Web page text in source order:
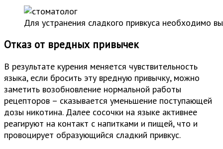
Для устранения сладкого привкуса необходимо
Отказ от вредных привычек
В результате курения меняется чувствительность
языка, если бросить эту вредную привычку, можно
заметить возобновление нормальной работы
рецепторов – сказывается уменьшение поступающей
дозы никотина. Далее сосочки на языке активнее
реагируют на контакт с напитками и пищей, что и
провоцирует образующийся сладкий привкус.